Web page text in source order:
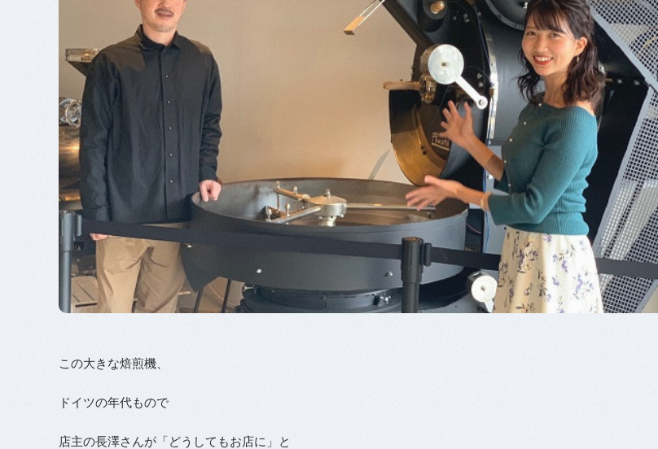
この大きな焙煎機、
ドイツの年代もので
店主の長澤さんが「どうしてもお店に」と